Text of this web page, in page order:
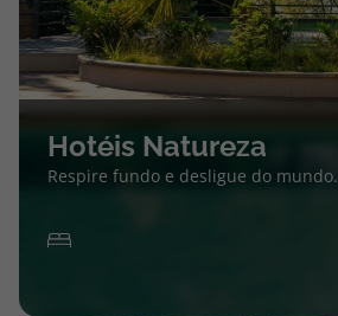
Hotéis Natureza
Respire fundo e desligue do mundo.